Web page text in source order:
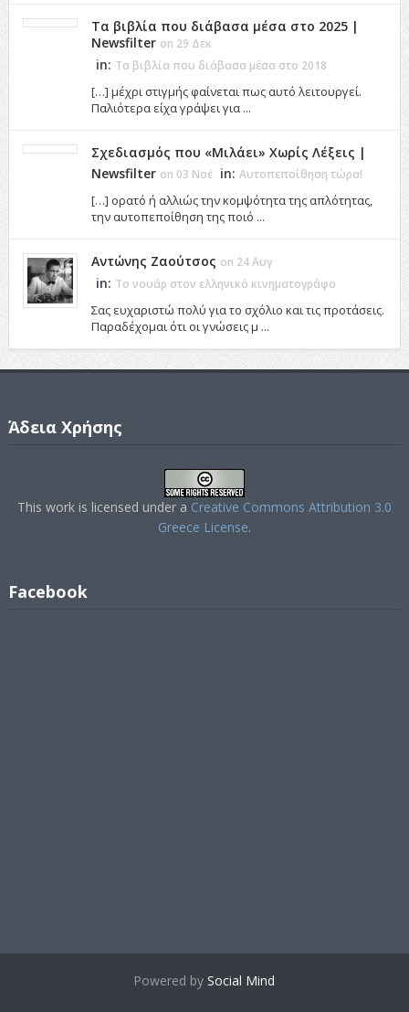
Τα βιβλία που διάβασα μέσα στο 2025 |
Newsfilter on 29 Δεκ
in: Τα βιβλία που διάβασα μέσα στο 2018
[…] μέχρι στιγμής φαίνεται πως αυτό λειτουργεί.
Παλιότερα είχα γράψει για ...
Σχεδιασμός που «Μιλάει» Χωρίς Λέξεις |
Newsfilter on 03 Νοέ in: Αυτοπεποίθηση τώρα!
[…] ορατό ή αλλιώς την κομψότητα της απλότητας,
την αυτοπεποίθηση της ποιό ...
Αντώνης Ζαούτσος on 24 Αυγ
in: Το νουάρ στον ελληνικό κινηματογράφο
Σας ευχαριστώ πολύ για το σχόλιο και τις προτάσεις.
Παραδέχομαι ότι οι γνώσεις μ ...
Άδεια Χρήσης
This work is licensed under a Creative Commons Attribution 3.0
Greece License.
Facebook
Powered bySocial Mind